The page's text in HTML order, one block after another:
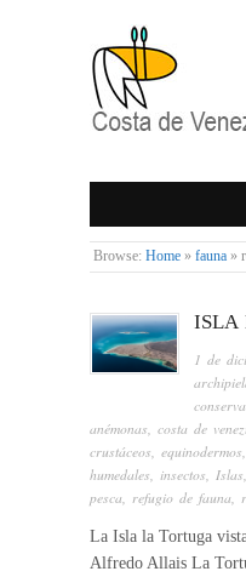
COSTA
Browse: Home » fauna »
ISLA
1 de
anémonas, costa de
crustáceos, equinodermos,
humedales, insectos, Islas,
pesca, refugio de fauna,
La Isla la Tortuga
Alfredo Allais La